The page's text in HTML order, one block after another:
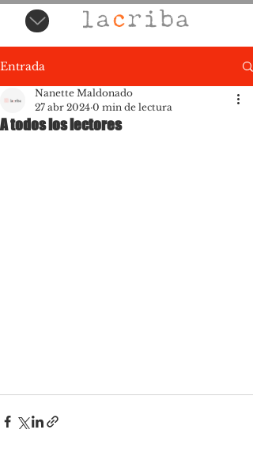
Entrada
A todos los lectores
Nanette Maldonado
27 abr 2024 0 min de lectura